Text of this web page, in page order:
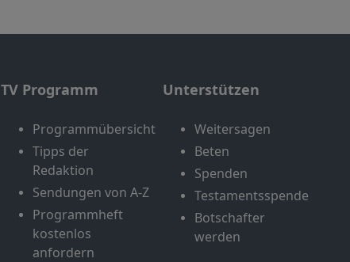
TV Programm
Programmübersicht
Tipps der
Redaktion
Sendungen von A-Z
Programmheft
kostenlos
anfordern
Unterstützen
Weitersagen
Beten
Spenden
Testamentsspende
Botschafter
werden